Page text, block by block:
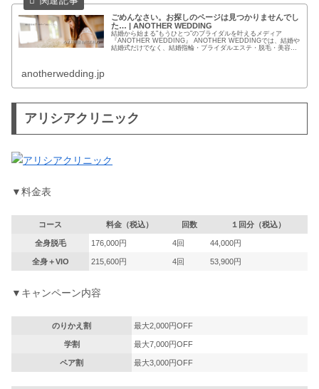
ごめんなさい。お探しのページは見つかりませんでし
た… | ANOTHER WEDDING
結婚から始まる"もうひとつ"のブライダルを叶えるメディア
『ANOTHER WEDDING』 ANOTHER WEDDINGでは、結婚や
結婚式だけでなく、結婚指輪・ブライダルエステ・脱毛・美容な
anotherwedding.jp
アリシアクリニック
▼料金表
コース 料金（税込） 回数 １回分（税込）
全身脱毛 176,000円 4回 44,000円
全身＋VIO 215,600円 4回 53,900円
▼キャンペーン内容
のりかえ割 最大2,000円OFF
学割 最大7,000円OFF
ペア割 最大3,000円OFF